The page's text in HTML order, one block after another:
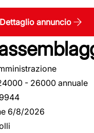
Dettaglio annuncio
- 26000 annuale
6/8/2026